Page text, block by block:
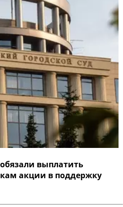
выплатить
акции в поддержку